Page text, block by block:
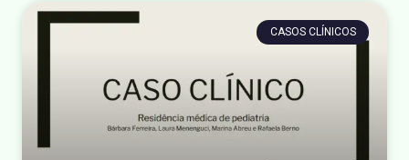
CASOS CLÍNICOS